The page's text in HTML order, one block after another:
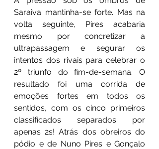
Saraiva mantinha-se forte. Mas na
volta seguinte, Pires acabaria
mesmo por concretizar a
ultrapassagem e segurar os
intentos dos rivais para celebrar o
2º triunfo do fim-de-semana. O
resultado foi uma corrida de
emoções fortes em todos os
sentidos, com os cinco primeiros
classificados separados por
apenas 2s! Atrás dos obreiros do
pódio e de Nuno Pires e Gonçalo